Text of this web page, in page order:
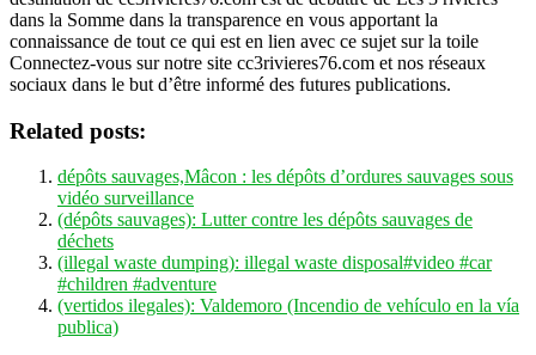
dans la Somme dans la transparence en vous apportant la
connaissance de tout ce qui est en lien avec ce sujet sur la toile
Connectez-vous sur notre site cc3rivieres76.com et nos réseaux
sociaux dans le but d’être informé des futures publications.
Related posts:
dépôts sauvages,Mâcon : les dépôts d’ordures sauvages sous
vidéo surveillance
(dépôts sauvages): Lutter contre les dépôts sauvages de
déchets
(illegal waste dumping): illegal waste disposal#video #car
#children #adventure
(vertidos ilegales): Valdemoro (Incendio de vehículo en la vía
publica)